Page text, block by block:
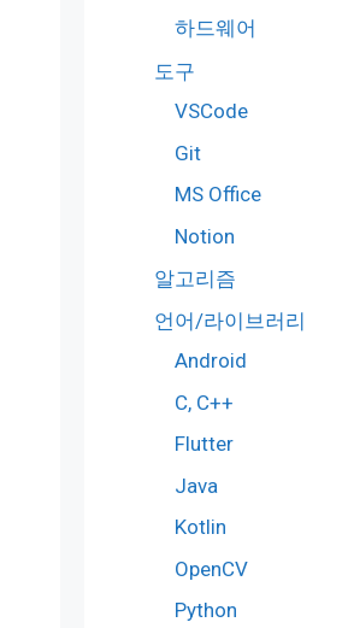
하드웨어
도구
VSCode
Git
MS Office
Notion
알고리즘
언어/라이브러리
Android
C, C++
Flutter
Java
Kotlin
OpenCV
Python